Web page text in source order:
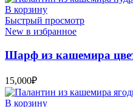
В корзину
Быстрый просмотр
New в избранное
Шарф из кашемира
15,000₽
В корзину